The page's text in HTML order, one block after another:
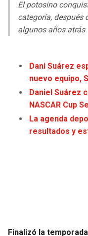
LIGA DE EXPANSIÓN MX
LEAGUES CUP
UEFA EUROPA LEAGUE
UEFA CONFERENCE
COPA SUDAMERICANA
LIGA BETPLAY
RAVENS
BENGALS
BROWNS
JAGUARS
PACERS
BUCKS
HAWKS
WIZARDS
El potosino
categoría, después
algunos años atrás
Dani Suárez
nuevo equipo,
Daniel Suárez
NASCAR Cup
La agenda
resultados y
Finalizó la